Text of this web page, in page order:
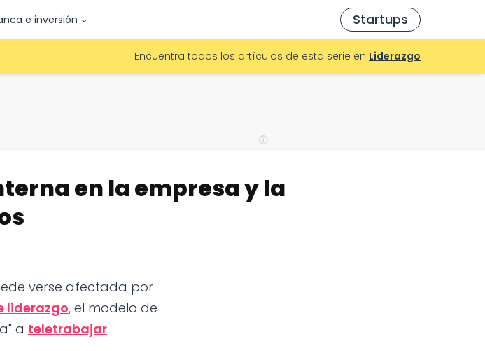
e inversión Startups
Encuentra todos los artículos de esta serie en Liderazgo
en la empresa y la
verse afectada por
liderazgo, el modelo de
a teletrabajar.